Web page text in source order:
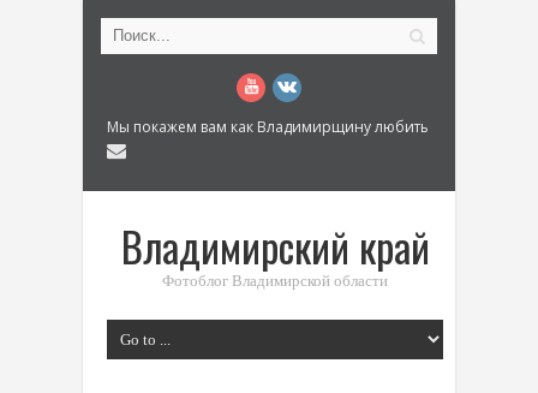
Мы покажем вам как Владимирщину любить
Владимирский край
Фотоблог Владимирской области